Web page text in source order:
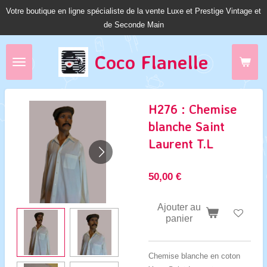
Passer
Coco Flanelle
Votre boutique en ligne spécialiste de la vente Luxe et Prestige Vintage et
de Seconde Main
H276 : Chemise
blanche Saint
Laurent T.L
50,00 €
Ajouter au
panier
Chemise blanche en coton